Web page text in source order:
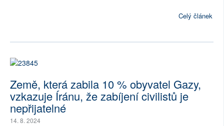
Celý článek
Země, která zabila 10 % obyvatel Gazy,
vzkazuje Íránu, že zabíjení civilistů je
nepřijatelné
14. 8. 2024